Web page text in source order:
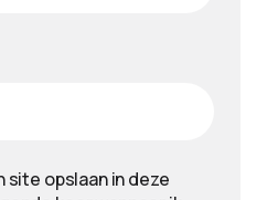
site opslaan in deze